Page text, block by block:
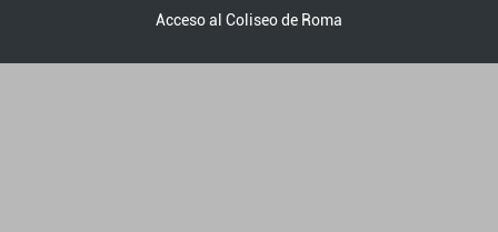
Acceso al Coliseo de Roma